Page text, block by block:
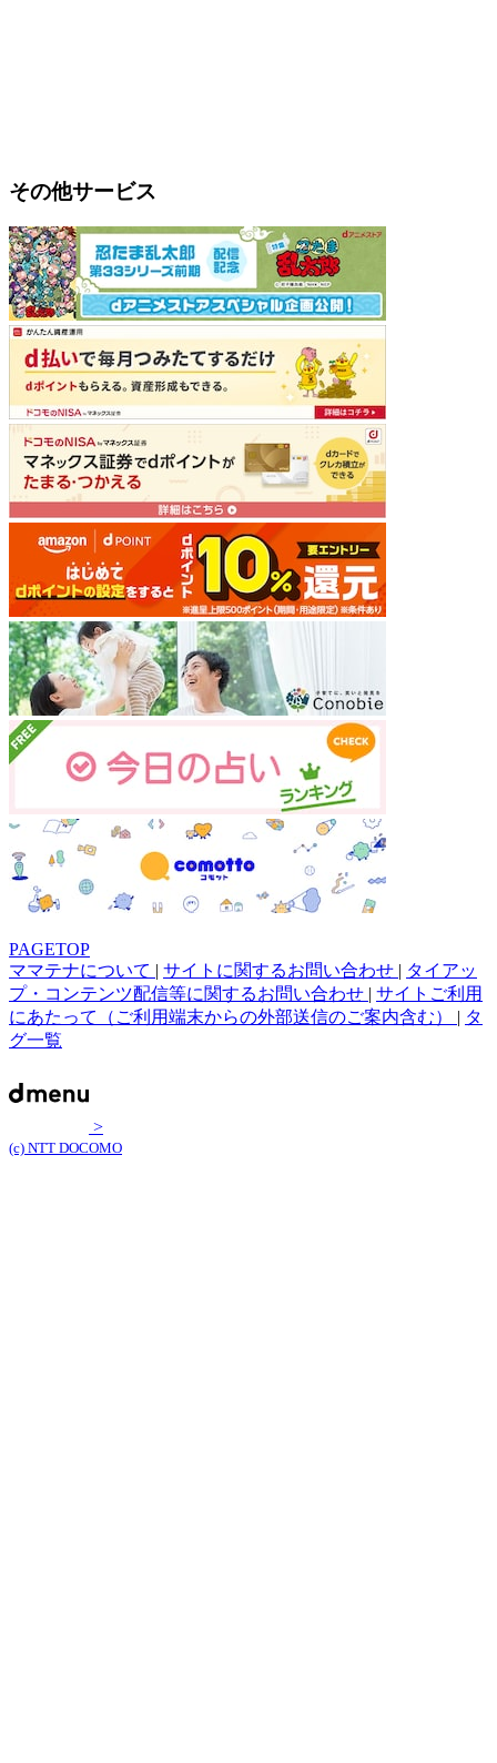
その他サービス
PAGETOP
ママテナについて | サイトに関するお問い合わせ | タイアッ
プ・コンテンツ配信等に関するお問い合わせ | サイトご利用
にあたって（ご利用端末からの外部送信のご案内含む） | タ
グ一覧
>
(c) NTT DOCOMO